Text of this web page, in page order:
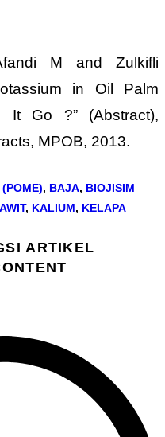
M and Zulkifli
in Oil Palm
It Go ?” (Abstract),
MPOB, 2013.
, BAJA, BIOJISIM
, KALIUM, KELAPA
ARTIKEL